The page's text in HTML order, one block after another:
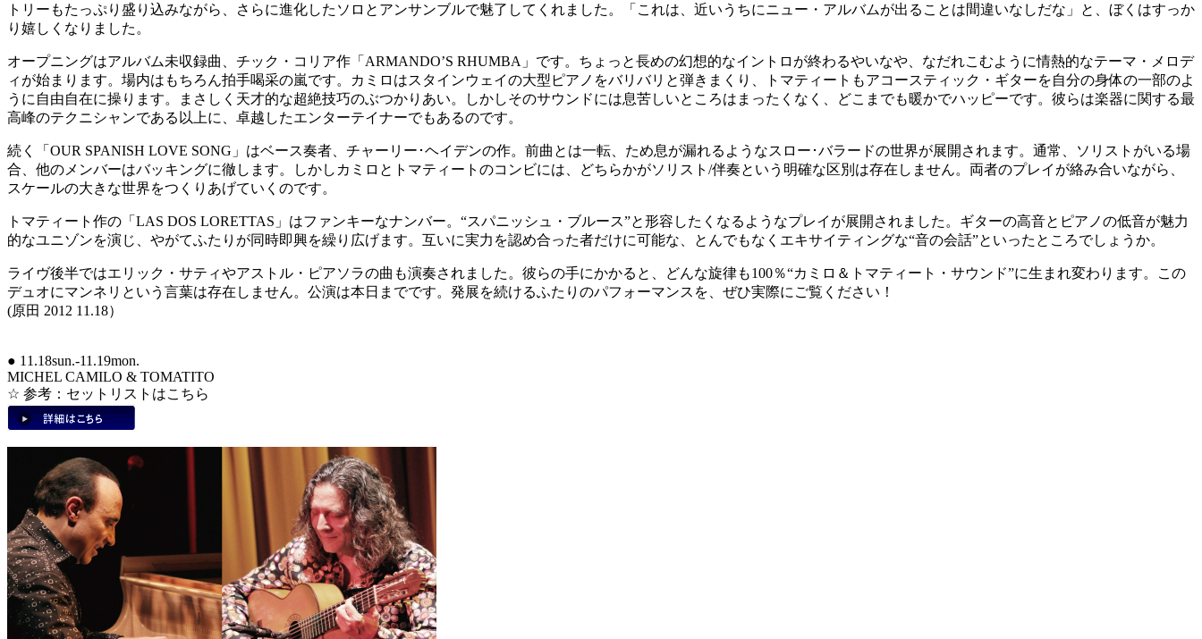
トリーもたっぷり盛り込みながら、さらに進化したソロとアンサンブルで魅了してくれました。「これは、近いうちにニュー・アルバムが出ることは間違いなしだな」と、ぼくはすっか
り嬉しくなりました。
オープニングはアルバム未収録曲、チック・コリア作「ARMANDO’S RHUMBA」です。ちょっと長めの幻想的なイントロが終わるやいなや、なだれこむように情熱的なテーマ・メロデ
ィが始まります。場内はもちろん拍手喝采の嵐です。カミロはスタインウェイの大型ピアノをバリバリと弾きまくり、トマティートもアコースティック・ギターを自分の身体の一部のよ
うに自由自在に操ります。まさしく天才的な超絶技巧のぶつかりあい。しかしそのサウンドには息苦しいところはまったくなく、どこまでも暖かでハッピーです。彼らは楽器に関する最
高峰のテクニシャンである以上に、卓越したエンターテイナーでもあるのです。
続く「OUR SPANISH LOVE SONG」はベース奏者、チャーリー･ヘイデンの作。前曲とは一転、ため息が漏れるようなスロー･バラードの世界が展開されます。通常、ソリストがいる場
合、他のメンバーはバッキングに徹します。しかしカミロとトマティートのコンビには、どちらかがソリスト/伴奏という明確な区別は存在しません。両者のプレイが絡み合いながら、
スケールの大きな世界をつくりあげていくのです。
トマティート作の「LAS DOS LORETTAS」はファンキーなナンバー。“スパニッシュ・ブルース”と形容したくなるようなプレイが展開されました。ギターの高音とピアノの低音が魅力
的なユニゾンを演じ、やがてふたりが同時即興を繰り広げます。互いに実力を認め合った者だけに可能な、とんでもなくエキサイティングな“音の会話”といったところでしょうか。
ライヴ後半ではエリック・サティやアストル・ピアソラの曲も演奏されました。彼らの手にかかると、どんな旋律も100％“カミロ＆トマティート・サウンド”に生まれ変わります。この
デュオにマンネリという言葉は存在しません。公演は本日までです。発展を続けるふたりのパフォーマンスを、ぜひ実際にご覧ください！
(原田 2012 11.18）
● 11.18sun.-11.19mon.
MICHEL CAMILO & TOMATITO
☆ 参考：セットリストはこちら